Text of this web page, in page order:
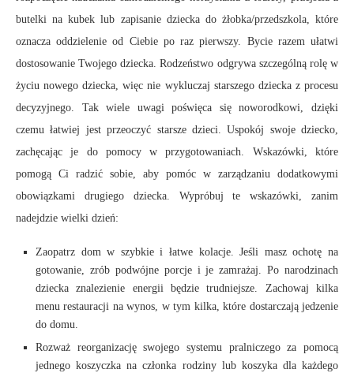
butelki na kubek lub zapisanie dziecka do żłobka/przedszkola, które
oznacza oddzielenie od Ciebie po raz pierwszy. Bycie razem ułatwi
dostosowanie Twojego dziecka. Rodzeństwo odgrywa szczególną rolę w
życiu nowego dziecka, więc nie wykluczaj starszego dziecka z procesu
decyzyjnego. Tak wiele uwagi poświęca się noworodkowi, dzięki
czemu łatwiej jest przeoczyć starsze dzieci. Uspokój swoje dziecko,
zachęcając je do pomocy w przygotowaniach. Wskazówki, które
pomogą Ci radzić sobie, aby pomóc w zarządzaniu dodatkowymi
obowiązkami drugiego dziecka. Wypróbuj te wskazówki, zanim
nadejdzie wielki dzień:
Zaopatrz dom w szybkie i łatwe kolacje. Jeśli masz ochotę na
gotowanie, zrób podwójne porcje i je zamrażaj. Po narodzinach
dziecka znalezienie energii będzie trudniejsze. Zachowaj kilka
menu restauracji na wynos, w tym kilka, które dostarczają jedzenie
do domu.
Rozważ reorganizację swojego systemu pralniczego za pomocą
jednego koszyczka na członka rodziny lub koszyka dla każdego